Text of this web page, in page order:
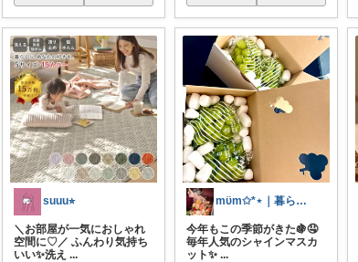
suuu⭐︎
＼お部屋が一気におしゃれ
空間に♡／ ふんわり気持ち
いい✨洗え ...
mϋm✩*⋆｜暮らしに寄り添うもの
今年もこの季節がきた🍇🤤
毎年人気のシャインマスカ
ット✨...